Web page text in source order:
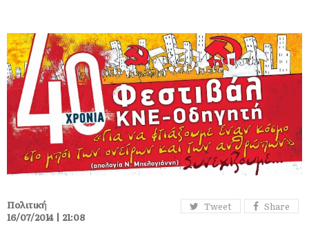
Tweet Share
Πολιτική
16/07/2014 | 21:08